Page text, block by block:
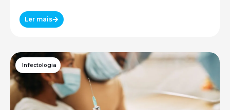
Ler mais
Infectologia